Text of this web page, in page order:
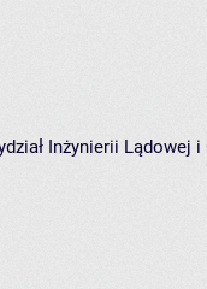
Inżynierii Lądowej